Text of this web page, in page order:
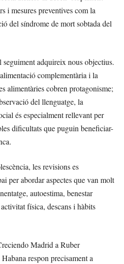
i mesures preventives com la
del síndrome de mort sobtada del
adquireix nous objectius.
complementària i la
alimentàries cobren protagonisme;
del llenguatge, la
és especialment rellevant per
dificultats que puguin beneficiar-
les revisions es
per abordar aspectes que van molt
autoestima, benestar
física, descans i hàbits
Madrid a Ruber
respon precisament a